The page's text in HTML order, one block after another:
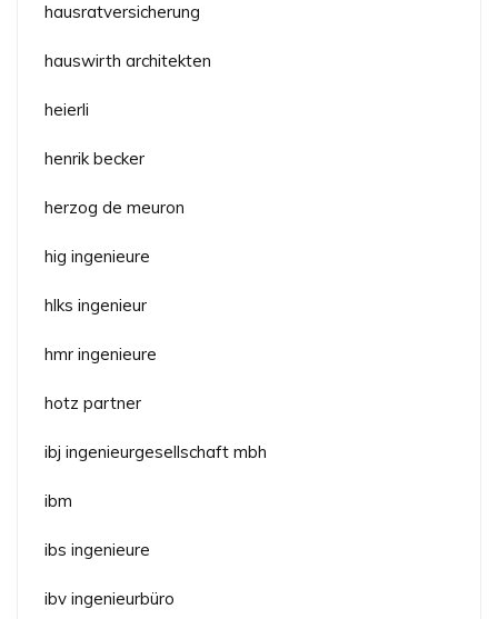
hausratversicherung
hauswirth architekten
heierli
henrik becker
herzog de meuron
hig ingenieure
hlks ingenieur
hmr ingenieure
hotz partner
ibj ingenieurgesellschaft mbh
ibm
ibs ingenieure
ibv ingenieurbüro